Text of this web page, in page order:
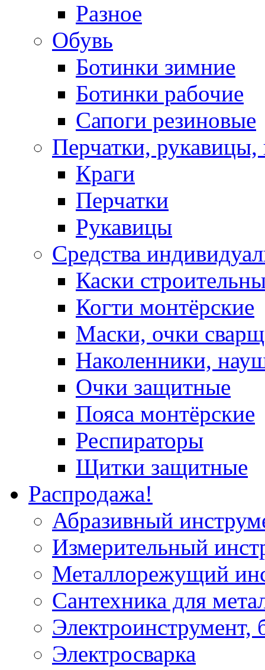
Разное
Обувь
Ботинки зимние
Ботинки рабочие
Сапоги резиновые
Перчатки, рукавицы,
Краги
Перчатки
Рукавицы
Средства
Каски
Когти монтёрские
Маски, очки
Наколенники,
Очки защитные
Пояса монтёрские
Респираторы
Щитки защитные
Распродажа!
Абразивный
Измерительный
Металлорежущий
Сантехника для
Электроинструмент,
Электросварка